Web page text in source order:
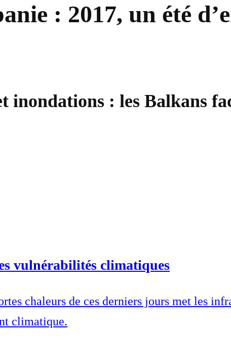
: 2017, un été
inondations : les Balkans
vulnérabilités climatiques
chaleurs de ces derniers jours met les
climatique.